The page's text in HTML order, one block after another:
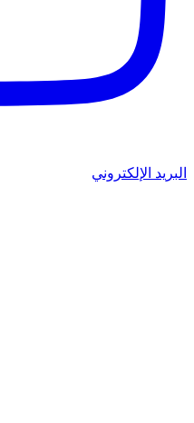
البريد الإلكتروني